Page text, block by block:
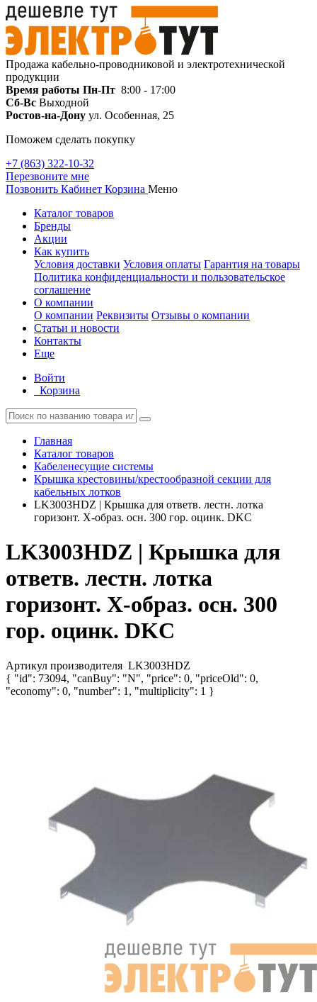
Продажа кабельно-проводниковой и электротехнической
продукции
Время работы Пн-Пт 8:00 - 17:00
Сб-Вс Выходной
Ростов-на-Дону ул. Особенная, 25
Поможем сделать покупку
+7 (863) 322-10-32
Перезвоните мне
Позвонить Кабинет Корзина Меню
Каталог товаров
Бренды
Акции
Как купить
Условия доставки Условия оплаты Гарантия на товары
Политика конфиденциальности и пользовательское
соглашение
О компании
О компании Реквизиты Отзывы о компании
Статьи и новости
Контакты
Еще
Войти
Корзина
Главная
Каталог товаров
Кабеленесущие системы
Крышка крестовины/крестообразной секции для
кабельных лотков
LK3003HDZ | Крышка для ответв. лестн. лотка
горизонт. Х-образ. осн. 300 гор. оцинк. DKC
LK3003HDZ | Крышка для
ответв. лестн. лотка
горизонт. Х-образ. осн. 300
гор. оцинк. DKC
Артикул производителя LK3003HDZ
{ "id": 73094, "canBuy": "N", "price": 0, "priceOld": 0,
"economy": 0, "number": 1, "multiplicity": 1 }